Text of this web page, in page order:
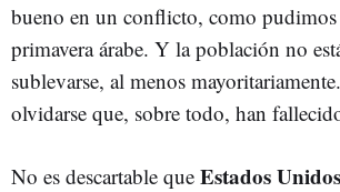
bueno en un conflicto, como
primavera árabe. Y la población no
sublevarse, al menos
olvidarse que, sobre todo, han
No es descartable que Estados Unidos